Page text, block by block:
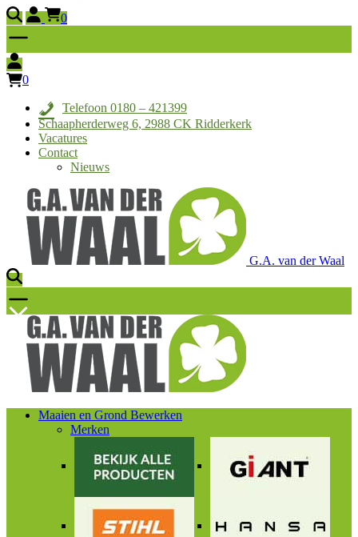
0
0
Telefoon 0180 – 421399
Schaapherderweg 6, 2988 CK Ridderkerk
Vacatures
Contact
Nieuws
G.A. van der Waal
Maaien en Grond Bewerken
Merken